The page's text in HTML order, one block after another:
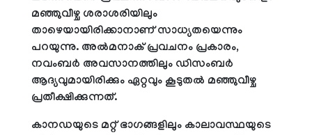
മഞ്ഞുവീഴ്ച ശരാശരിയിലും
താഴെയായിരിക്കാനാണ് സാധ്യതയെന്നും
പറയുന്നു. അല്‍മനാക് പ്രവചനം പ്രകാരം,
നവംബര്‍ അവസാനത്തിലും ഡിസംബര്‍
ആദ്യവുമായിരിക്കും ഏറ്റവും കൂടുതല്‍ മഞ്ഞുവീഴ്ച
പ്രതീക്ഷിക്കുന്നത്.
കാനഡയുടെ മറ്റ് ഭാഗങ്ങളിലും കാലാവസ്ഥയുടെ